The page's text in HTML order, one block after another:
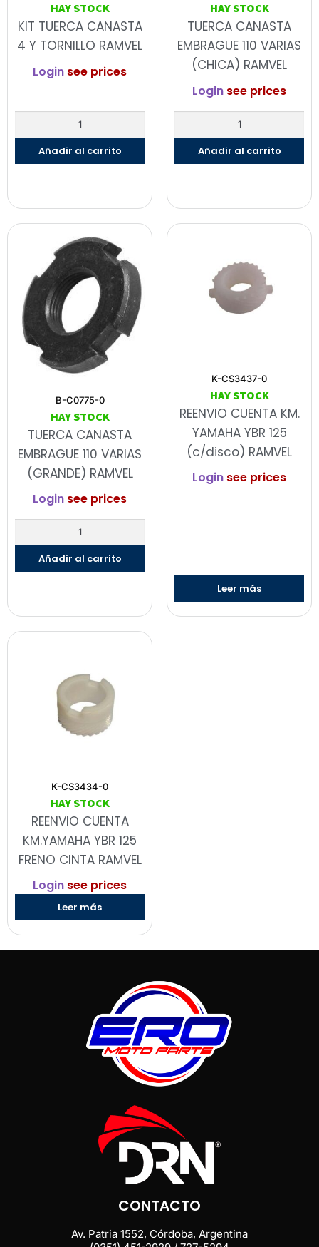
HAY STOCK
KIT TUERCA CANASTA
4 Y TORNILLO RAMVEL
Login see prices
Añadir al carrito
HAY STOCK
TUERCA CANASTA
EMBRAGUE 110 VARIAS
(CHICA) RAMVEL
Login see prices
Añadir al carrito
B-C0775-0
HAY STOCK
TUERCA CANASTA
EMBRAGUE 110 VARIAS
(GRANDE) RAMVEL
Login see prices
Añadir al carrito
K-CS3437-0
HAY STOCK
REENVIO CUENTA KM.
YAMAHA YBR 125
(c/disco) RAMVEL
Login see prices
Leer más
K-CS3434-0
HAY STOCK
REENVIO CUENTA
KM.YAMAHA YBR 125
FRENO CINTA RAMVEL
Login see prices
Leer más
CONTACTO
Av. Patria 1552, Córdoba, Argentina